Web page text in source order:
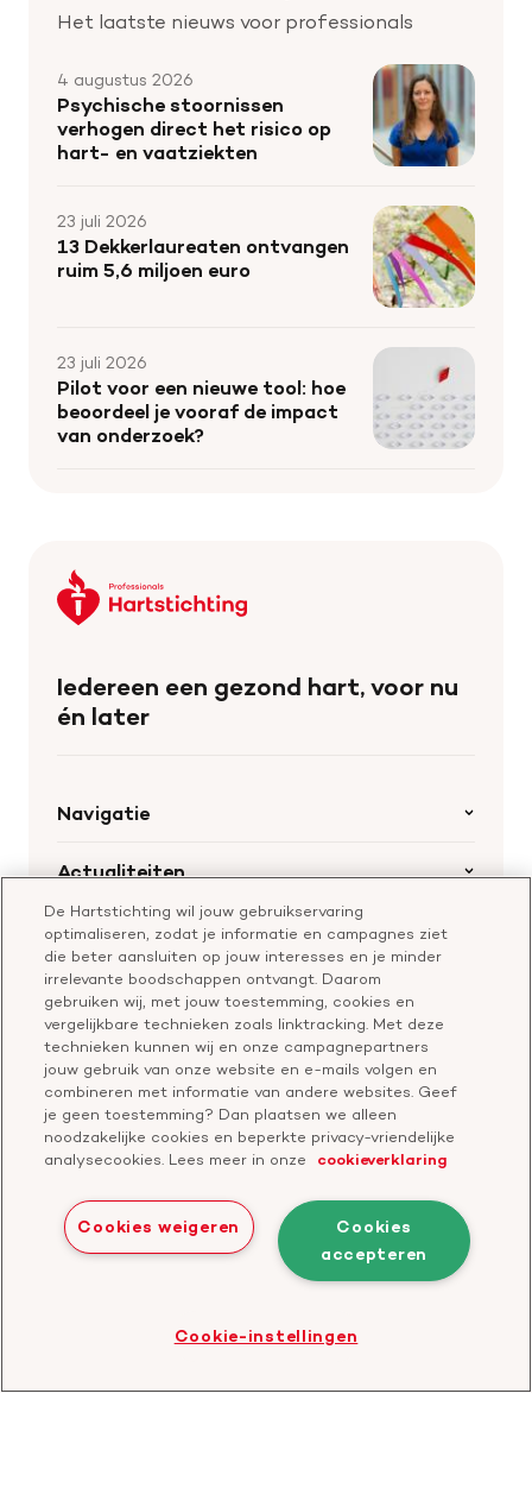
Het laatste nieuws voor professionals
4 augustus 2026
Psychische stoornissen
verhogen direct het risico op
hart- en vaatziekten
23 juli 2026
13 Dekkerlaureaten ontvangen
ruim 5,6 miljoen euro
23 juli 2026
Pilot voor een nieuwe tool: hoe
beoordeel je vooraf de impact
van onderzoek?
Keer
terug
homepage
Iedereen een gezond hart, voor nu
én later
Navigatie
Samenwerking en financiering
Onze missie
Actualiteiten
Nieuws
Nieuwsbrief voor professionals
Hartstichting.nl
Publiekswebsite Hartstichting.nl
Over de Hartstichting
Jaarverslag
Contact
Contactgegevens
Doneer Cavaris
Bezoek
onze
LinkedIn
Privacyverklaring
Bezoek
De Hartstichting wil jouw gebruikservaring
optimaliseren, zodat je informatie en campagnes ziet
die beter aansluiten op jouw interesses en je minder
irrelevante boodschappen ontvangt. Daarom
gebruiken wij, met jouw toestemming, cookies en
vergelijkbare technieken zoals linktracking. Met deze
technieken kunnen wij en onze campagnepartners
jouw gebruik van onze website en e-mails volgen en
combineren met informatie van andere websites. Geef
je geen toestemming? Dan plaatsen we alleen
noodzakelijke cookies en beperkte privacy-vriendelijke
analysecookies. Lees meer in onze
cookieverklaring
Cookies
accepteren
Cookies weigeren
Cookie-instellingen